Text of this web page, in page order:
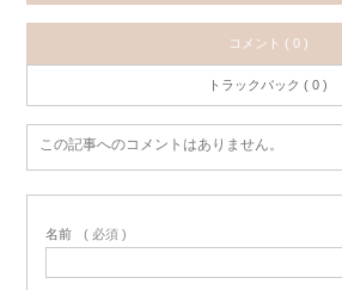
コメント ( 0 )
トラックバック ( 0 )
この記事へのコメントはありません。
名前 ( 必須 )